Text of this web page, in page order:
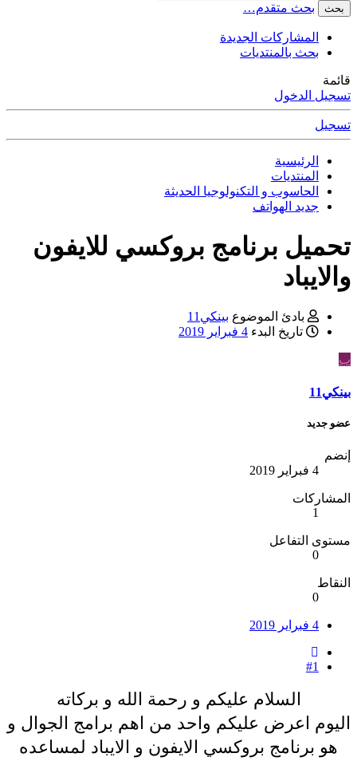
بحث بحث متقدم…
المشاركات الجديدة
بحث بالمنتديات
قائمة
تسجيل الدخول
تسجيل
الرئيسية
المنتديات
الحاسوب و التكنولوجيا الحديثة
جديد الهواتف
تحميل برنامج بروكسي للايفون
والايباد
بادئ الموضوع بينكي11
تاريخ البدء 4 فبراير 2019
ب
بينكي11
عضو جديد
إنضم
4 فبراير 2019
المشاركات
1
مستوى التفاعل
0
النقاط
0
4 فبراير 2019
#1
السلام عليكم و رحمة الله و بركاته
اليوم اعرض عليكم واحد من اهم برامج الجوال و
هو برنامج بروكسي الايفون و الايباد لمساعده